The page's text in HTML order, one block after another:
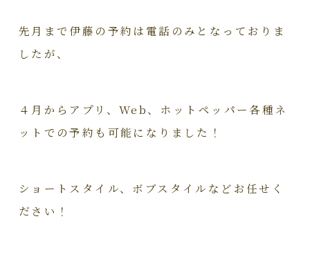
先月まで伊藤の予約は電話のみとなっておりま
したが、
４月からアプリ、Web、ホットペッパー各種ネ
ットでの予約も可能になりました！
ショートスタイル、ボブスタイルなどお任せく
ださい！